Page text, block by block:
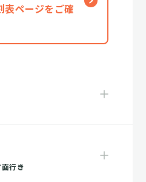
表ページをご確
行き